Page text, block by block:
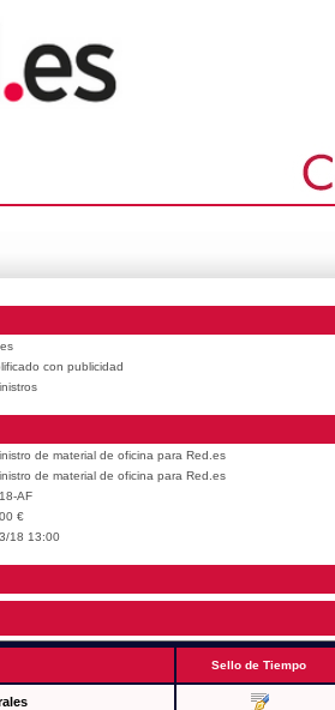
con publicidad
de material de oficina para Red.es
de material de oficina para Red.es
AF
€
18 13:00
Sello de Tiempo